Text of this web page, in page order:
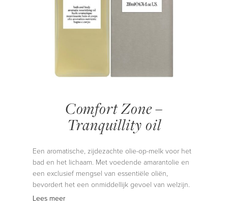
Comfort Zone –
Tranquillity oil
Een aromatische, zijdezachte olie-op-melk voor het
bad en het lichaam. Met voedende amarantolie en
een exclusief mengsel van essentiële oliën,
bevordert het een onmiddellijk gevoel van welzijn.
Lees meer